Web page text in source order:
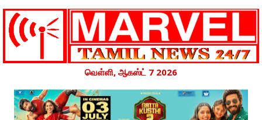
வெள்ளி, ஆகஸ்ட் 7 2026